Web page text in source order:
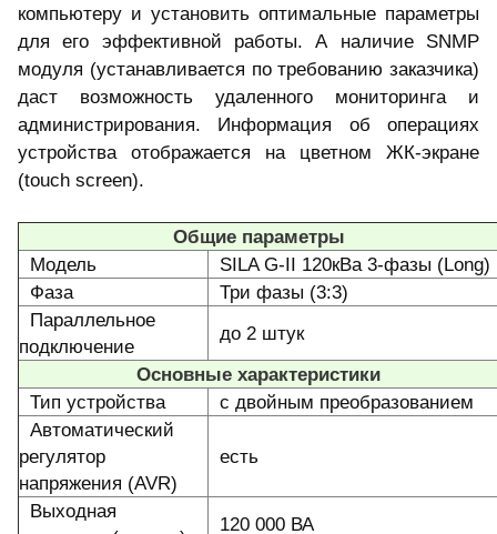
компьютеру и установить оптимальные параметры
для его эффективной работы. А наличие SNMP
модуля (устанавливается по требованию заказчика)
даст возможность удаленного мониторинга и
администрирования. Информация об операциях
устройства отображается на цветном ЖК-экране
(touch screen).
Общие параметры
Модель
SILA G-II 120кВа 3-фазы (Long)
Фаза
Три фазы (3:3)
Параллельное
подключение
до 2 штук
Основные характеристики
Тип устройства
с двойным преобразованием
Автоматический
регулятор
напряжения (AVR)
есть
Выходная
120 000 ВА